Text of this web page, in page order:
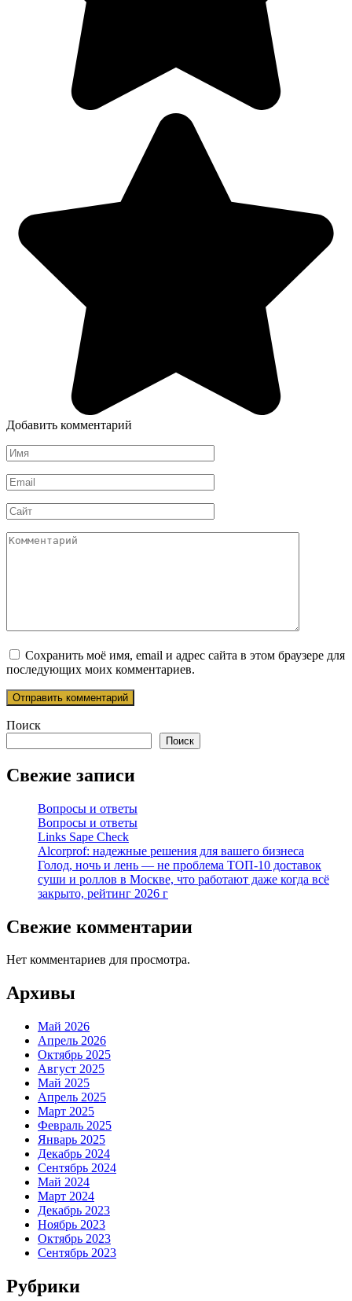
Добавить комментарий
Имя
*
Email
*
Сайт
Комментарий
Сохранить моё имя, email и адрес сайта в этом браузере для
последующих моих комментариев.
Поиск
Поиск
Свежие записи
Вопросы и ответы
Вопросы и ответы
Links Sape Check
Alcorprof: надежные решения для вашего бизнеса
Голод, ночь и лень — не проблема ТОП-10 доставок
суши и роллов в Москве, что работают даже когда всё
закрыто, рейтинг 2026 г
Свежие комментарии
Нет комментариев для просмотра.
Архивы
Май 2026
Апрель 2026
Октябрь 2025
Август 2025
Май 2025
Апрель 2025
Март 2025
Февраль 2025
Январь 2025
Декабрь 2024
Сентябрь 2024
Май 2024
Март 2024
Декабрь 2023
Ноябрь 2023
Октябрь 2023
Сентябрь 2023
Рубрики